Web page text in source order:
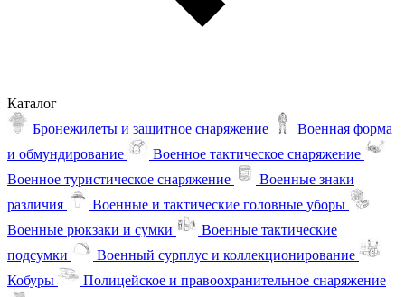
Каталог
Бронежилеты и защитное снаряжение
Военная форма
и обмундирование
Военное тактическое снаряжение
Военное туристическое снаряжение
Военные знаки
различия
Военные и тактические головные уборы
Военные рюкзаки и сумки
Военные тактические
подсумки
Военный сурплус и коллекционирование
Кобуры
Полицейское и правоохранительное снаряжение